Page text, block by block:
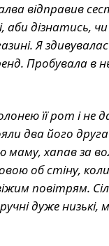
відправив
аби дізнатись,
Я
Пробувала в
її рот і
два його
хапав за
об стіну,
повітрям.
дуже